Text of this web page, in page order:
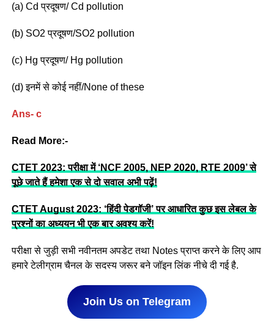
(a) Cd प्रदूषण/ Cd pollution
(b) SO2 प्रदूषण/SO2 pollution
(c) Hg प्रदूषण/ Hg pollution
(d) इनमें से कोई नहीं/None of these
Ans- c
Read More:-
CTET 2023: परीक्षा में ‘NCF 2005, NEP 2020, RTE 2009’ से
पूछे जाते हैं हमेशा एक से दो सवाल अभी पढ़ें!
CTET August 2023: ‘हिंदी पेडगॉजी’ पर आधारित कुछ इस लेबल के
प्रश्नों का अध्ययन भी एक बार अवश्य करें!
परीक्षा से जुड़ी सभी नवीनतम अपडेट तथा Notes प्राप्त करने के लिए आप
हमारे टेलीग्राम चैनल के सदस्य जरूर बने जॉइन लिंक नीचे दी गई है.
Join Us on Telegram